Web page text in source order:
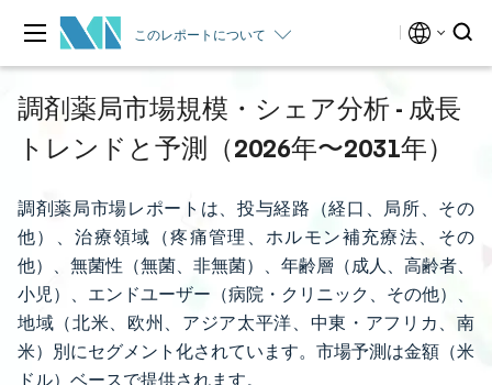
このレポートについて
調剤薬局市場規模・シェア分析 - 成長
トレンドと予測（2026年〜2031年）
調剤薬局市場レポートは、投与経路（経口、局所、その
他）、治療領域（疼痛管理、ホルモン補充療法、その
他）、無菌性（無菌、非無菌）、年齢層（成人、高齢者、
小児）、エンドユーザー（病院・クリニック、その他）、
地域（北米、欧州、アジア太平洋、中東・アフリカ、南
米）別にセグメント化されています。市場予測は金額（米
ドル）ベースで提供されます。